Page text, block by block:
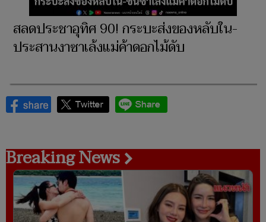
สลดประชาอุทิศ 90! กระบะส่งของหลับใน-
ประสานงาซาเล้งแม่ค้าดอกไม้ดับ
Breaking News